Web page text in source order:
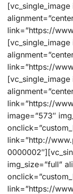
[vc_single_image
link=”https://
[vc_single_image
link=”https://
[vc_single_image
link=”https://
image=”573″
link=”http://
img_size=”full”
link=”https://